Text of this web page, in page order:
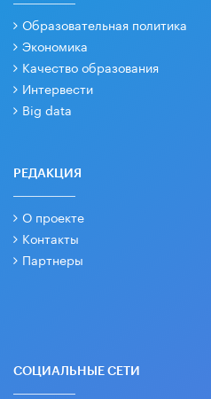
Образовательная политика
Экономика
Качество образования
Интервести
Big data
РЕДАКЦИЯ
О проекте
Контакты
Партнеры
СОЦИАЛЬНЫЕ СЕТИ